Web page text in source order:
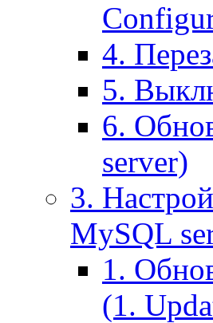
4.
5.
6.
server)
3.
MySQL
1.
(1.